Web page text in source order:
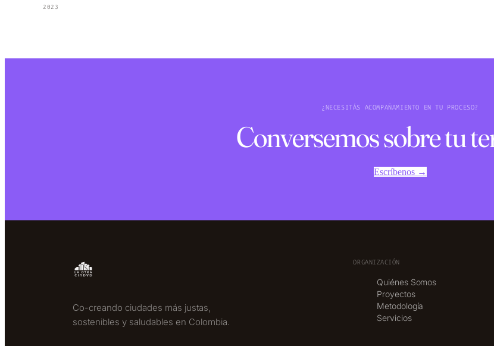
2023
¿NECESITÁS ACOMPAÑAMIENTO EN TU PROCESO?
Conversemos sobre tu
Escríbenos →
Co-creando ciudades más justas,
sostenibles y saludables en Colombia.
ORGANIZACIÓN
Quiénes Somos
Proyectos
Metodología
Servicios